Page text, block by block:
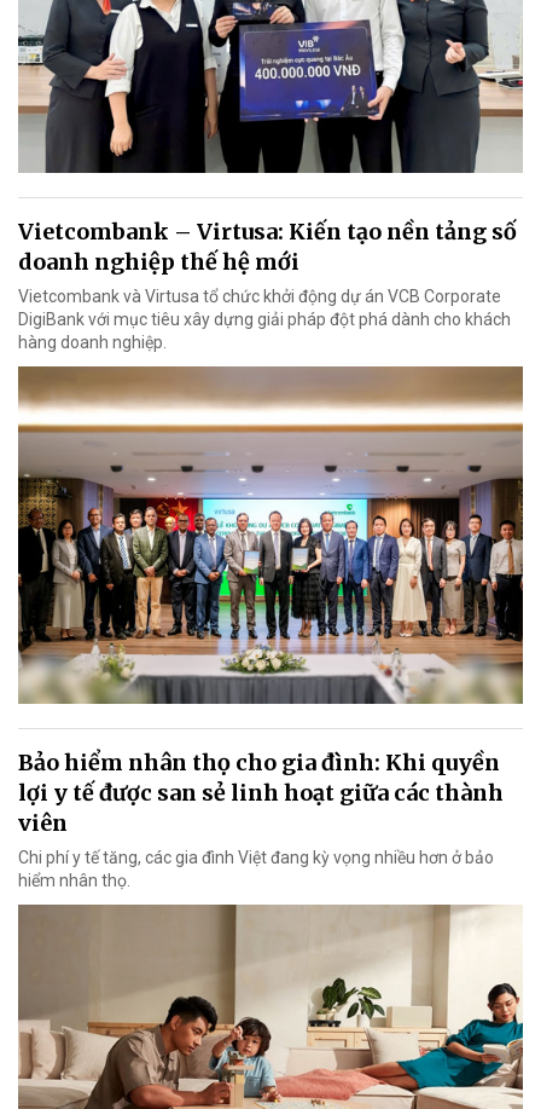
Vietcombank – Virtusa: Kiến tạo nền tảng số
doanh nghiệp thế hệ mới
Vietcombank và Virtusa tổ chức khởi động dự án VCB Corporate
DigiBank với mục tiêu xây dựng giải pháp đột phá dành cho khách
hàng doanh nghiệp.
Bảo hiểm nhân thọ cho gia đình: Khi quyền
lợi y tế được san sẻ linh hoạt giữa các thành
viên
Chi phí y tế tăng, các gia đình Việt đang kỳ vọng nhiều hơn ở bảo
hiểm nhân thọ.